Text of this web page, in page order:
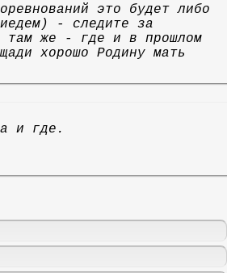
это будет либо
- следите за
там же - где и в прошлом
хорошо Родину мать
и где.